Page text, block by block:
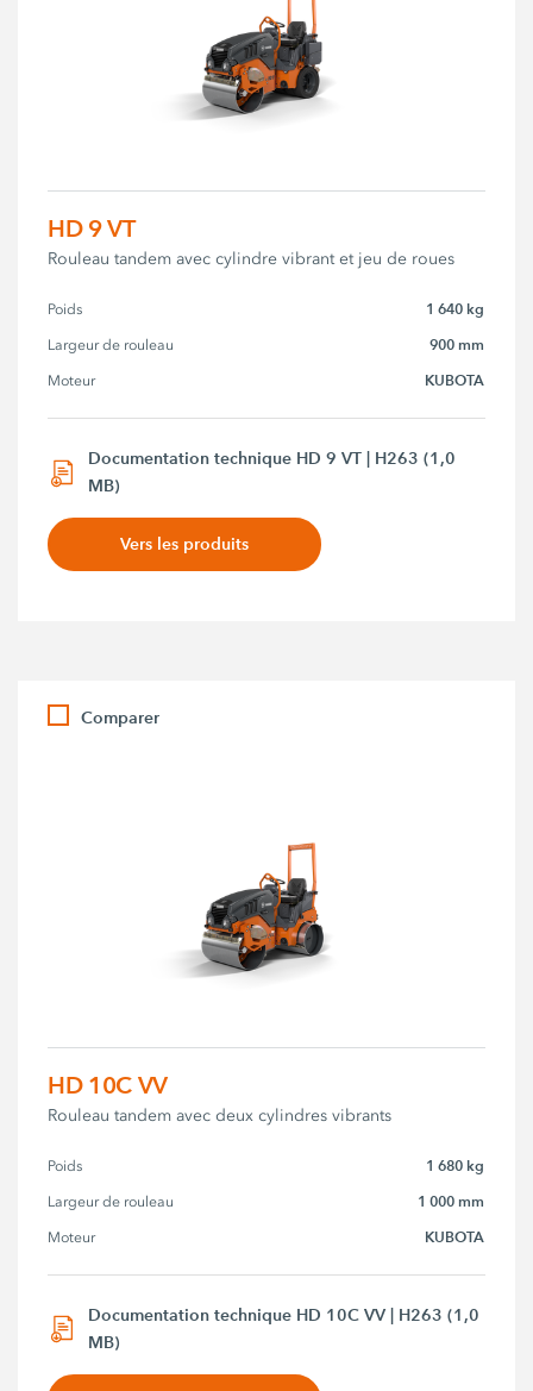
HD 9 VT
Rouleau tandem avec cylindre vibrant et jeu de roues
Poids 1 640 kg
Largeur de rouleau 900 mm
Moteur KUBOTA
Documentation technique HD 9 VT | H263 (1,0
MB)
Vers les produits
Comparer
HD 10C VV
Rouleau tandem avec deux cylindres vibrants
Poids 1 680 kg
Largeur de rouleau 1 000 mm
Moteur KUBOTA
Documentation technique HD 10C VV | H263 (1,0
MB)